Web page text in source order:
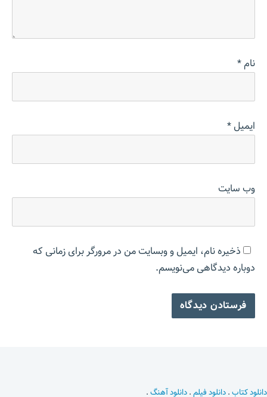
نام*
ایمیل*
وب‌ سایت
ذخیره نام، ایمیل و وبسایت من در مرورگر برای زمانی که
دوباره دیدگاهی می‌نویسم.
دانلود کتاب.دانلود فیلم.دانلود آهنگ.